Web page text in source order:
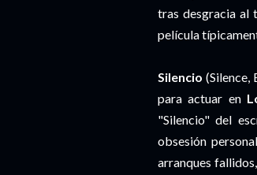
tras desgracia al
película
Silencio (Silence,
para actuar en
"Silencio" del
obsesión
arranques